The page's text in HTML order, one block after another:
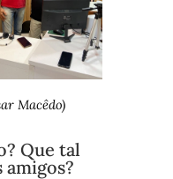
Macêdo)
Que tal